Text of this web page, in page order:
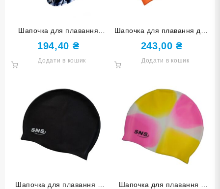
Шапочка для плавання
принтована BZ-B
194,40 ₴
Додати в кошик
Шапочка для плавання для
довгого волосся SNS KW-
1ОРН orange music
243,00₴
Додати в кошик
Шапочка для плавання у
Шапочка для плавання у